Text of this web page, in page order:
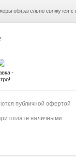
обязательно свяжутся с
-
публичной офертой
оплате наличными.